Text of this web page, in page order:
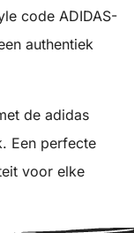
code ADIDAS-
authentiek
de adidas
Een perfecte
voor elke